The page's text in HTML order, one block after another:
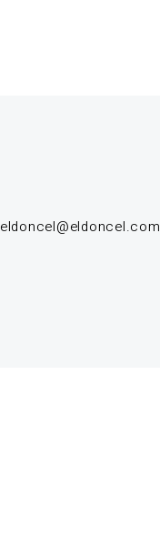
eldoncel@eldoncel.com